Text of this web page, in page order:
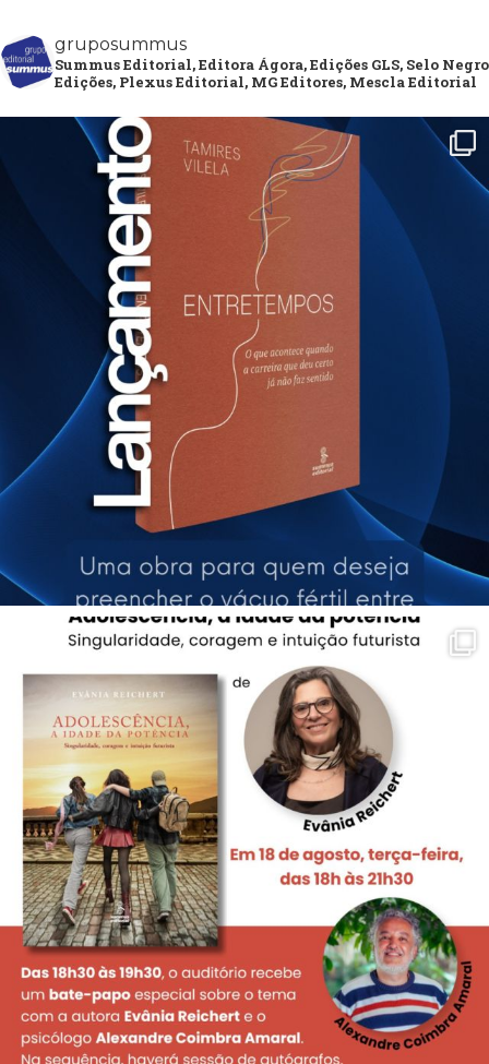
gruposummus
Summus Editorial, Editora Ágora, Edições GLS, Selo Negro
Edições, Plexus Editorial, MG Editores, Mescla Editorial